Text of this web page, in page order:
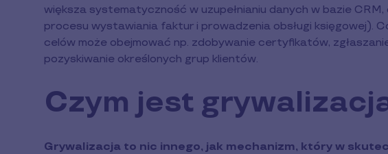
większa systematyczność w uzupełnianiu danych w bazie
procesu wystawiania faktur i prowadzenia obsługi księgowej).
celów może obejmować np. zdobywanie certyfikatów,
pozyskiwanie określonych grup klientów.
Czym jest
Grywalizacja to nic innego, jak mechanizm, który w